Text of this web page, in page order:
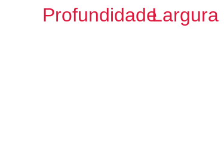
ProfundidadeLargura